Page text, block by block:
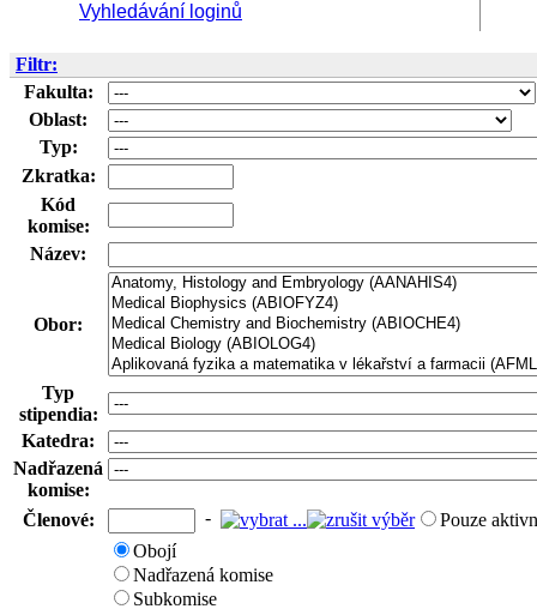
Vyhledávání loginů
Filtr:
Fakulta:
Oblast:
Typ:
Zkratka:
Kód
komise:
Název:
Obor:
Typ
stipendia:
Katedra:
Nadřazená
komise:
Členové:
-
Pouze
Obojí
Nadřazená komise
Subkomise